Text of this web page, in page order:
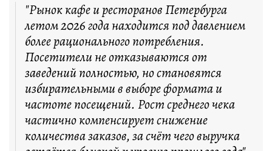
"Рынок кафе и ресторанов Петербурга
летом 2026 года находится под давлением
более рационального потребления.
Посетители не отказываются от
заведений полностью, но становятся
избирательными в выборе формата и
частоте посещений. Рост среднего чека
частично компенсирует снижение
количества заказов, за счёт чего выручка